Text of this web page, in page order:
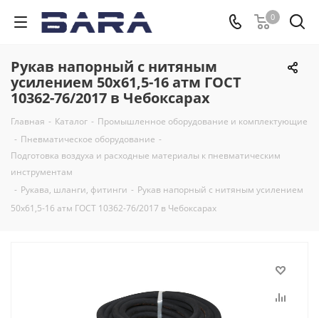
0
Рукав напорный с нитяным
усилением 50х61,5-16 атм ГОСТ
10362-76/2017 в Чебоксарах
Главная - Каталог - Промышленное оборудование и комплектующие
- Пневматическое оборудование -
Подготовка воздуха и расходные материалы к пневматическим
инструментам
- Рукава, шланги, фитинги - Рукав напорный с нитяным усилением
50х61,5-16 атм ГОСТ 10362-76/2017 в Чебоксарах